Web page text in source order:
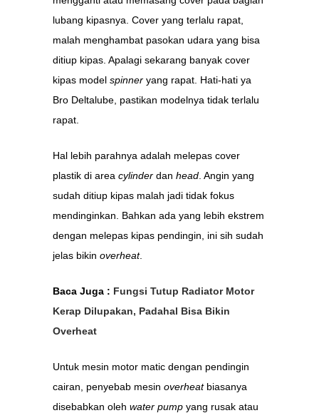
lubang kipasnya. Cover yang terlalu rapat,
malah menghambat pasokan udara yang bisa
ditiup kipas. Apalagi sekarang banyak cover
kipas model spinner yang rapat. Hati-hati ya
Bro Deltalube, pastikan modelnya tidak terlalu
rapat.
Hal lebih parahnya adalah melepas cover
plastik di area cylinder dan head . Angin yang
sudah ditiup kipas malah jadi tidak fokus
mendinginkan. Bahkan ada yang lebih ekstrem
dengan melepas kipas pendingin, ini sih sudah
jelas bikin overheat.
Baca Juga : Fungsi Tutup Radiator Motor
Kerap Dilupakan, Padahal Bisa Bikin
Overheat
Untuk mesin motor matic dengan pendingin
cairan, penyebab mesin overheat biasanya
disebabkan oleh water pump yang rusak atau